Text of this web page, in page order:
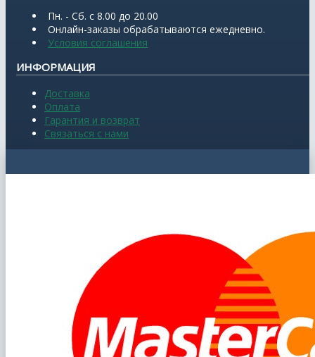
Пн. - Сб. с 8.00 до 20.00
Онлайн-заказы обрабатываются ежедневно.
Условия соглашения
ИНФОРМАЦИЯ
Доставка
Оплата
Гарантия и возврат
Связаться с нами